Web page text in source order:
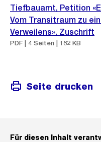
Tiefbauamt, Petition
Vom Transitraum zu
Verweilens», Zuschrift
PDF | 4 Seiten | 182 KB
Seite drucken
Für diesen Inhalt